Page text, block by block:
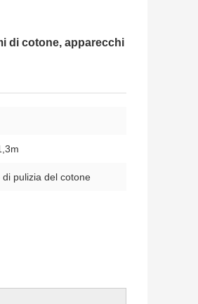
di cotone, apparecchi
di pulizia del cotone